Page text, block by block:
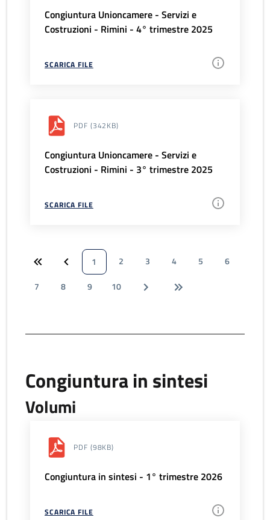
Congiuntura Unioncamere - Servizi e
Costruzioni - Rimini - 4° trimestre 2025
SCARICA FILE
PDF (342KB)
Congiuntura Unioncamere - Servizi e
Costruzioni - Rimini - 3° trimestre 2025
SCARICA FILE
1 2 3 4 5
6
7
8 9 10
Congiuntura in sintesi
Volumi
PDF (98KB)
Congiuntura in sintesi - 1° trimestre 2026
SCARICA FILE